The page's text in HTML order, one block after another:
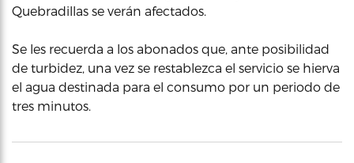
Quebradillas se verán afectados.
Se les recuerda a los abonados que, ante posibilidad
de turbidez, una vez se restablezca el servicio se hierva
el agua destinada para el consumo por un periodo de
tres minutos.